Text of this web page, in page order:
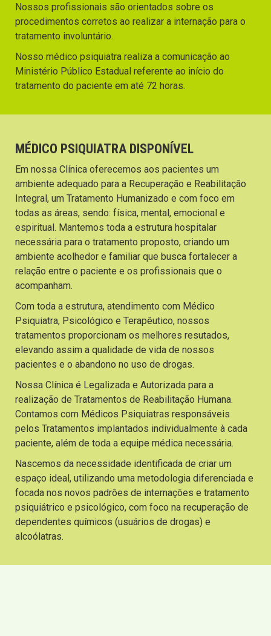
Nossos profissionais são orientados sobre os
procedimentos corretos ao realizar a internação para o
tratamento involuntário.
Nosso médico psiquiatra realiza a comunicação ao
Ministério Público Estadual referente ao início do
tratamento do paciente em até 72 horas.
MÉDICO PSIQUIATRA DISPONÍVEL
Em nossa Clínica oferecemos aos pacientes um
ambiente adequado para a Recuperação e Reabilitação
Integral, um Tratamento Humanizado e com foco em
todas as áreas, sendo: física, mental, emocional e
espiritual. Mantemos toda a estrutura hospitalar
necessária para o tratamento proposto, criando um
ambiente acolhedor e familiar que busca fortalecer a
relação entre o paciente e os profissionais que o
acompanham.
Com toda a estrutura, atendimento com Médico
Psiquiatra, Psicológico e Terapêutico, nossos
tratamentos proporcionam os melhores resutados,
elevando assim a qualidade de vida de nossos
pacientes e o abandono no uso de drogas.
Nossa Clínica é Legalizada e Autorizada para a
realização de Tratamentos de Reabilitação Humana.
Contamos com Médicos Psiquiatras responsáveis
pelos Tratamentos implantados individualmente à cada
paciente, além de toda a equipe médica necessária.
Nascemos da necessidade identificada de criar um
espaço ideal, utilizando uma metodologia diferenciada e
focada nos novos padrões de internações e tratamento
psiquiátrico e psicológico, com foco na recuperação de
dependentes químicos (usuários de drogas) e
alcoólatras.